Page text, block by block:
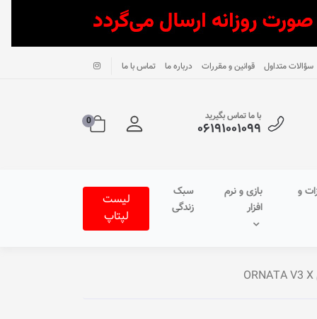
سؤالات متداول قوانین و مقررات درباره ما تماس با ما
با ما تماس بگیرید
۰۶۱۹۱۰۰۱۰۹۹ 0
و
بازی و نرم
افزار
سبک
زندگی
لیست
لپتاپ